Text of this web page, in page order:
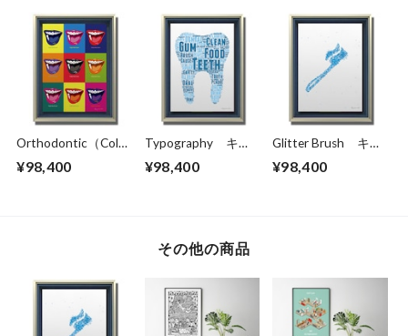
Orthodontic（Color
ト（B2サイズ）・
¥98,400
Typography キャ
（B2サイズ）・立
¥98,400
Glitter Brush キャ
（B2サイズ）・立
¥98,400
その他の商品